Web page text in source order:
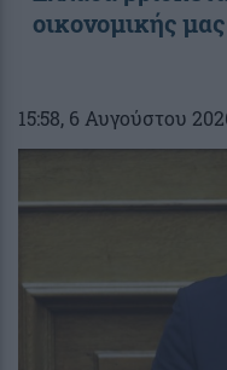
οικονομικής
15:58, 6 Αυγούστου